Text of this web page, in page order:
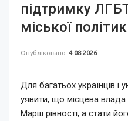
підтримку
міської
Опубліковано 4.08.2026
Для багатьох українців і
уявити, що місцева
Марш рівності, а стати